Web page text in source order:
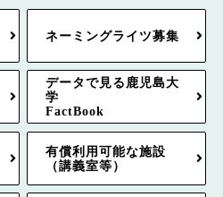
ネーミングライツ募集
データで見る鹿児島大
学
FactBook
有償利用可能な施設
（講義室等）